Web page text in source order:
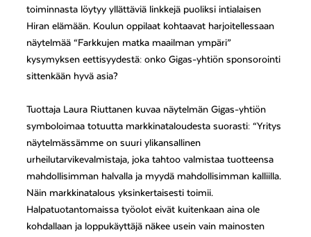
toiminnasta löytyy yllättäviä linkkejä puoliksi intialaisen
Hiran elämään. Koulun oppilaat kohtaavat harjoitellessaan
näytelmää “Farkkujen matka maailman ympäri”
kysymyksen eettisyydestä: onko Gigas-yhtiön sponsorointi
sittenkään hyvä asia?
Tuottaja Laura Riuttanen kuvaa näytelmän Gigas-yhtiön
symboloimaa totuutta markkinataloudesta suorasti: “Yritys
näytelmässämme on suuri ylikansallinen
urheilutarvikevalmistaja, joka tahtoo valmistaa tuotteensa
mahdollisimman halvalla ja myydä mahdollisimman kalliilla.
Näin markkinatalous yksinkertaisesti toimii.
Halpatuotantomaissa työolot eivät kuitenkaan aina ole
kohdallaan ja loppukäyttäjä näkee usein vain mainosten